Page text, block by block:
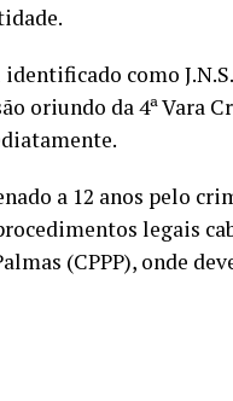
como
oriundo da 4ª Vara
a 12 anos pelo
legais
(CPPP), onde